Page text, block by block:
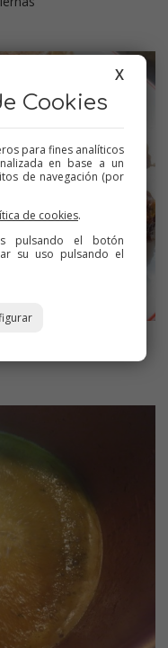
X
Cookies
para fines analíticos
en base a un
de navegación (por
de cookies.
pulsando el botón
su uso pulsando el